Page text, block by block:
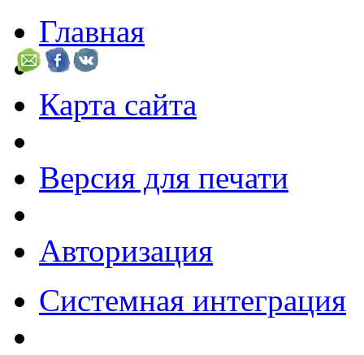
Главная
Карта сайта
Версия для печати
Авторизация
Системная интеграция